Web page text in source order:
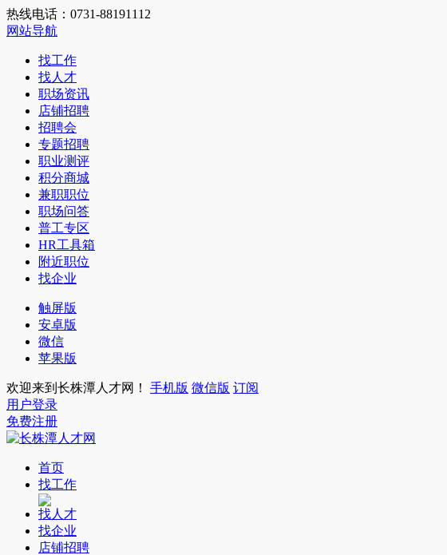
热线电话：0731-88191112
网站导航
找工作
找人才
职场资讯
店铺招聘
招聘会
专题招聘
职业测评
积分商城
兼职职位
职场问答
普工专区
HR工具箱
附近职位
找企业
触屏版
安卓版
微信
苹果版
欢迎来到长株潭人才网！ 手机版 微信版 订阅
用户登录
免费注册
首页
找工作
找人才
找企业
店铺招聘